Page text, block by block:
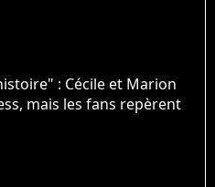
: Cécile et Marion
mais les fans repèrent